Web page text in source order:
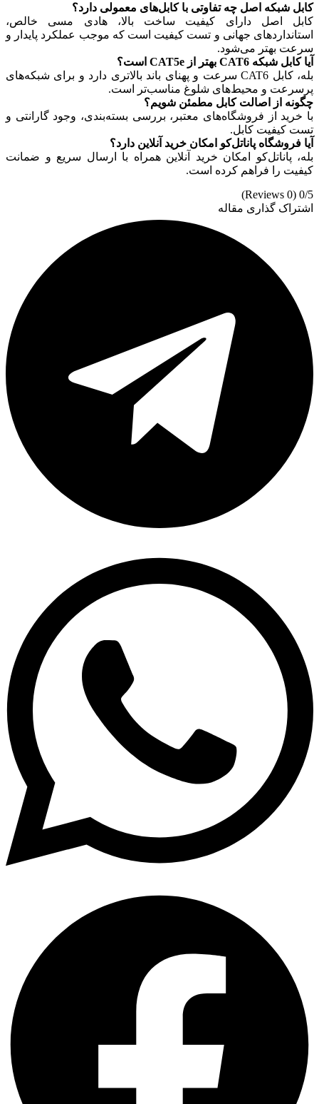
کابل شبکه اصل چه تفاوتی با کابل‌های معمولی دارد؟
کابل اصل دارای کیفیت ساخت بالا، هادی مسی خالص،
استانداردهای جهانی و تست کیفیت است که موجب عملکرد پایدار و
سرعت بهتر می‌شود.
آیا کابل شبکه CAT6 بهتر از CAT5e است؟
بله، کابل CAT6 سرعت و پهنای باند بالاتری دارد و برای شبکه‌های
پرسرعت و محیط‌های شلوغ مناسب‌تر است.
چگونه از اصالت کابل مطمئن شویم؟
با خرید از فروشگاه‌های معتبر، بررسی بسته‌بندی، وجود گارانتی و
تست کیفیت کابل.
آیا فروشگاه پاناتل‌کو امکان خرید آنلاین دارد؟
بله، پاناتل‌کو امکان خرید آنلاین همراه با ارسال سریع و ضمانت
کیفیت را فراهم کرده است.
0/5
(0 Reviews)
اشتراک گذاری مقاله